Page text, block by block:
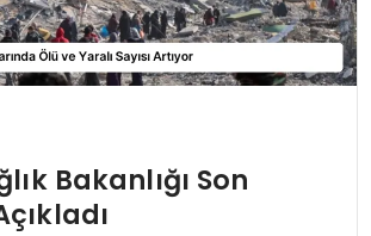
Bakanlığı Son